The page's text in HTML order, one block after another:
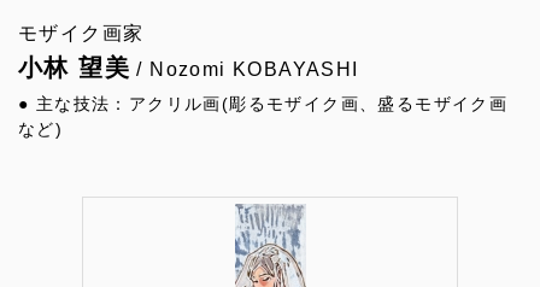
モザイク画家
小林 望美 / Nozomi KOBAYASHI
● 主な技法：アクリル画(彫るモザイク画、盛るモザイク画
など)